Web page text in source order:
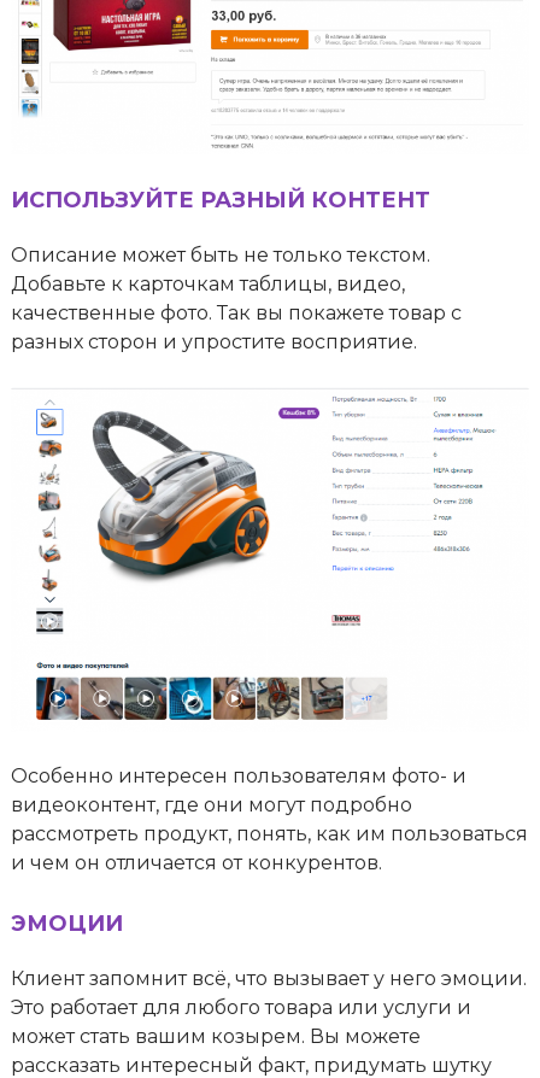
ИСПОЛЬЗУЙТЕ РАЗНЫЙ КОНТЕНТ
Описание может быть не только текстом.
Добавьте к карточкам таблицы, видео,
качественные фото. Так вы покажете товар с
разных сторон и упростите восприятие.
Особенно интересен пользователям фото- и
видеоконтент, где они могут подробно
рассмотреть продукт, понять, как им пользоваться
и чем он отличается от конкурентов.
ЭМОЦИИ
Клиент запомнит всё, что вызывает у него эмоции.
Это работает для любого товара или услуги и
может стать вашим козырем. Вы можете
рассказать интересный факт, придумать шутку